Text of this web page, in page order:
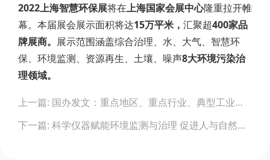
2022上海智慧环保展将在上海国家会展中心隆重拉开帷
幕。本届展会展示面积将达15万平米， 汇聚超400家品
牌展商。 展示范围涵盖综合治理、水、大气、智慧环
保、环境监测、资源再生、土壤、噪声8大环境污染治
理领域。
navigation
上一篇: 国办发文：重点地区、重点行业、典型工业园区开展新污染物环境调查监测试点
下一篇: 科学仪器赋能环境监测与治理 促进人与自然和谐共生